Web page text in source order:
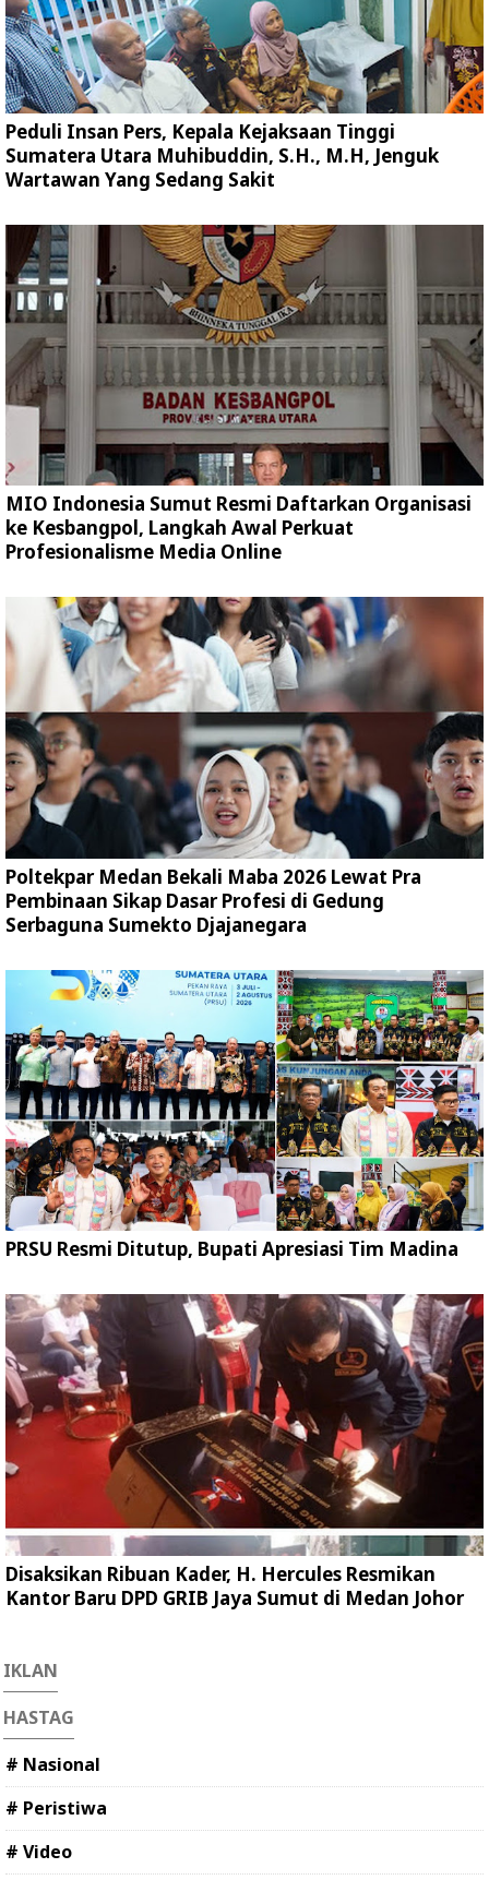
Peduli Insan Pers, Kepala Kejaksaan Tinggi
Sumatera Utara Muhibuddin, S.H., M.H, Jenguk
Wartawan Yang Sedang Sakit
MIO Indonesia Sumut Resmi Daftarkan Organisasi
ke Kesbangpol, Langkah Awal Perkuat
Profesionalisme Media Online
Poltekpar Medan Bekali Maba 2026 Lewat Pra
Pembinaan Sikap Dasar Profesi di Gedung
Serbaguna Sumekto Djajanegara
PRSU Resmi Ditutup, Bupati Apresiasi Tim Madina
Disaksikan Ribuan Kader, H. Hercules Resmikan
Kantor Baru DPD GRIB Jaya Sumut di Medan Johor
IKLAN
HASTAG
# Nasional
# Peristiwa
# Video